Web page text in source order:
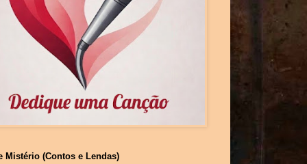
Mistério (Contos e Lendas)